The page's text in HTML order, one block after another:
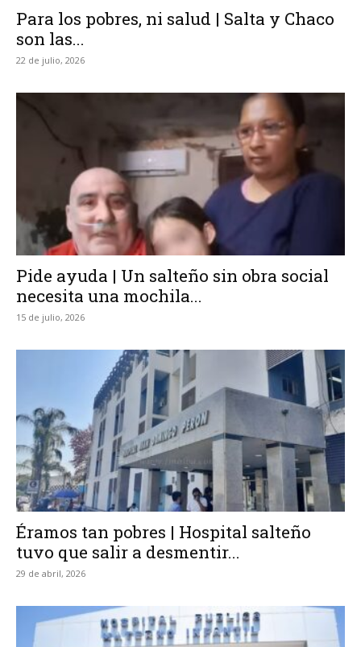
Para los pobres, ni salud | Salta y Chaco
son las...
22 de julio, 2026
Pide ayuda | Un salteño sin obra social
necesita una mochila...
15 de julio, 2026
Éramos tan pobres | Hospital salteño
tuvo que salir a desmentir...
29 de abril, 2026